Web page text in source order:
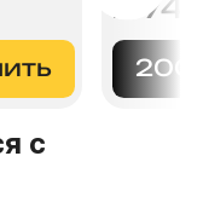
2
200
с